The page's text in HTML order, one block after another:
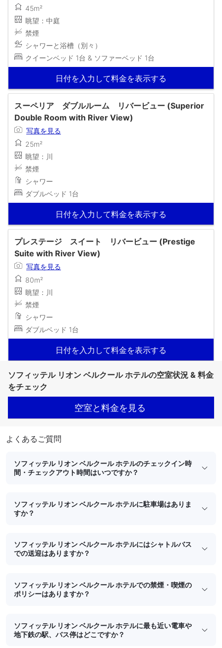
45m²
眺望：中庭
禁煙
シャワーと浴槽（別々）
クイーンベッド 1台 & ソファーベッド 1台
日付を入力して料金を表示する
スーペリア ダブルルーム リバービュー (Superior
Double Room with River View)
写真を見る
25m²
眺望：川
禁煙
シャワー
ダブルベッド 1台
日付を入力して料金を表示する
プレステージ スイート リバービュー (Prestige
Suite with River View)
写真を見る
80m²
眺望：川
禁煙
シャワー
ダブルベッド 1台
日付を入力して料金を表示する
ソフィッテル リオン ベルクール ホテルの空室状況 & 料金
をチェック
空室と料金を見る
よくあるご質問
ソフィッテル リオン ベルクール ホテルのチェックイン時
間・チェックアウト時間はいつですか？
ソフィッテル リオン ベルクール ホテルに駐車場はありま
すか？
ソフィッテル リオン ベルクール ホテルにはシャトルバス
での送迎はありますか？
ソフィッテル リオン ベルクール ホテルでの禁煙・喫煙の
ポリシーはありますか？
ソフィッテル リオン ベルクール ホテルに最も近い電車や
地下鉄の駅、バス停はどこですか？